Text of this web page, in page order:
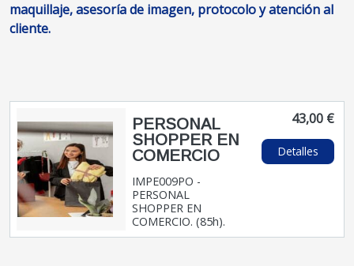
maquillaje, asesoría de imagen, protocolo y atención al
cliente.
PERSONAL
SHOPPER EN
COMERCIO
IMPE009PO -
PERSONAL
SHOPPER EN
COMERCIO. (85h).
43,00 €
Detalles